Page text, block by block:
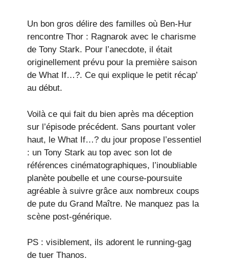
Un bon gros délire des familles où Ben-Hur
rencontre Thor : Ragnarok avec le charisme
de Tony Stark. Pour l’anecdote, il était
originellement prévu pour la première saison
de What If…?. Ce qui explique le petit récap’
au début.
Voilà ce qui fait du bien après ma déception
sur l’épisode précédent. Sans pourtant voler
haut, le What If…? du jour propose l’essentiel
: un Tony Stark au top avec son lot de
références cinématographiques, l’inoubliable
planète poubelle et une course-poursuite
agréable à suivre grâce aux nombreux coups
de pute du Grand Maître. Ne manquez pas la
scène post-générique.
PS : visiblement, ils adorent le running-gag
de tuer Thanos.